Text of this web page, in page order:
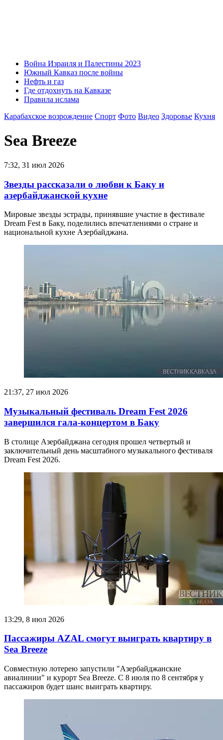
Война Израиля и Палестины 2023
Южный Кавказ после войны
Нефть и газ
Где отдохнуть на Кавказе
Правила ислама
Карабахское возрождение Спорт Фото Видео Здоровье Кухня
Sea Breeze
7:32, 31 июл 2026
Звезды рассказали о любви к Баку и
азербайджанской кухне
Мировые звезды эстрады, принявшие участие в фестивале
Dream Fest в Баку, поделились впечатлениями о стране и
национальной кухне Азербайджана.
21:37, 27 июл 2026
Музыкальный фестиваль Dream Fest 2026
завершился гала-концертом в Баку
В столице Азербайджана сегодня прошел четвертый и
заключительный день масштабного музыкального фестиваля
Dream Fest 2026.
13:29, 8 июл 2026
Пассажиры AZAL смогут выиграть квартиру в
Sea Breeze
Совместную лотерею запустили "Азербайджанские
авиалинии" и курорт Sea Breeze. С 8 июля по 8 сентября у
пассажиров будет шанс выиграть квартиру.